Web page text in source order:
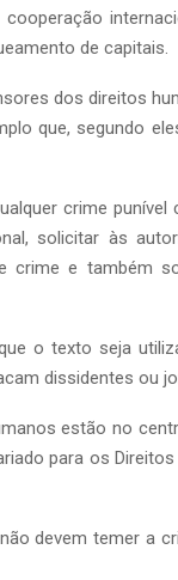
de capitais.
dos direitos
que, segundo
crime punível
solicitar às
crime e também
o texto seja
dissidentes ou
estão no
para os
devem temer a